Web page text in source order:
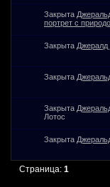
Закрыта
портрет с
Закрыта Джералд
Закрыта
Закрыта
Лотос
Закрыта
Страница:1